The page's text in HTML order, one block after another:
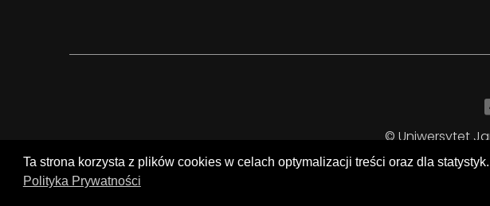
© Uniwersytet
Ta strona korzysta z plików cookies w celach optymalizacji treści oraz dla
Polityka Prywatności